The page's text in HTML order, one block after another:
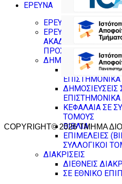
ΕΡΕΥΝΑ
ΕΡΕΥΝΗΤΙΚΑ
ΕΡΕΥΝΗΤΙΚΟ ΠΡΟΦΙΛ
ΑΚΑΔΗΜΑΪΚΟΥ
ΠΡΟΣΩΠΙΚΟΥ
ΔΗΜΟΣΙΕΥΣΕΙΣ
ΔΗΜΟΣΙΕΥΣΕΙΣ
ΔΗΜΟΣΙΕΥΣΕΙΣ
ΚΕΦΑΛΑΙΑ ΣΕ
ΤΟΜΟΥΣ
ΒΙΒΛΙΑ
ΕΠΙΜΕΛΕΙΕΣ
ΣΥΛΛΟΓΙΚΟΙ
ΔΙΑΚΡΙΣΕΙΣ
ΔΙΕΘΝΕΙΣ
ΣΕ ΕΘΝΙΚΟ
COPYRIGHT© 2026 ΤΜΗΜΑ